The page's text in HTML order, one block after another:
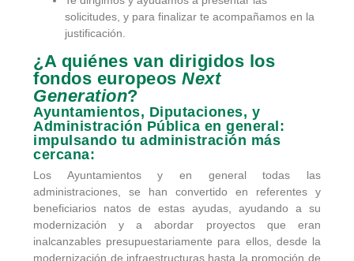
solicitudes, y para finalizar te acompañamos en la
justificación.
¿A quiénes van dirigidos los
fondos europeosNext
Generation?
Ayuntamientos, Diputaciones, y
Administración Pública en general:
impulsando tu administración más
cercana:
Los Ayuntamientos y en general todas las
administraciones, se han convertido en referentes y
beneficiarios natos de estas ayudas, ayudando a su
modernización y a abordar proyectos que eran
inalcanzables presupuestariamente para ellos, desde la
modernización de infraestructuras hasta la promoción de